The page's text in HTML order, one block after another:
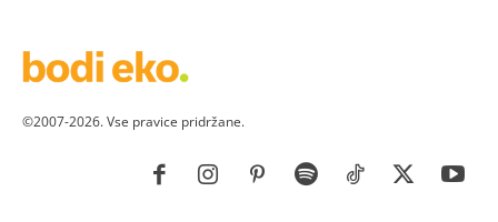
©2007-2026. Vse pravice pridržane.